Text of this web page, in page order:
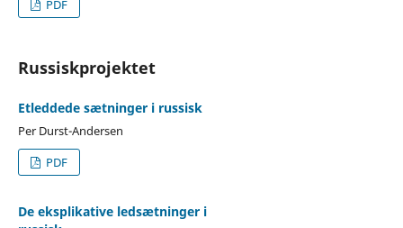
PDF
Russiskprojektet
Etleddede sætninger i russisk
Per Durst-Andersen
PDF
De eksplikative ledsætninger i